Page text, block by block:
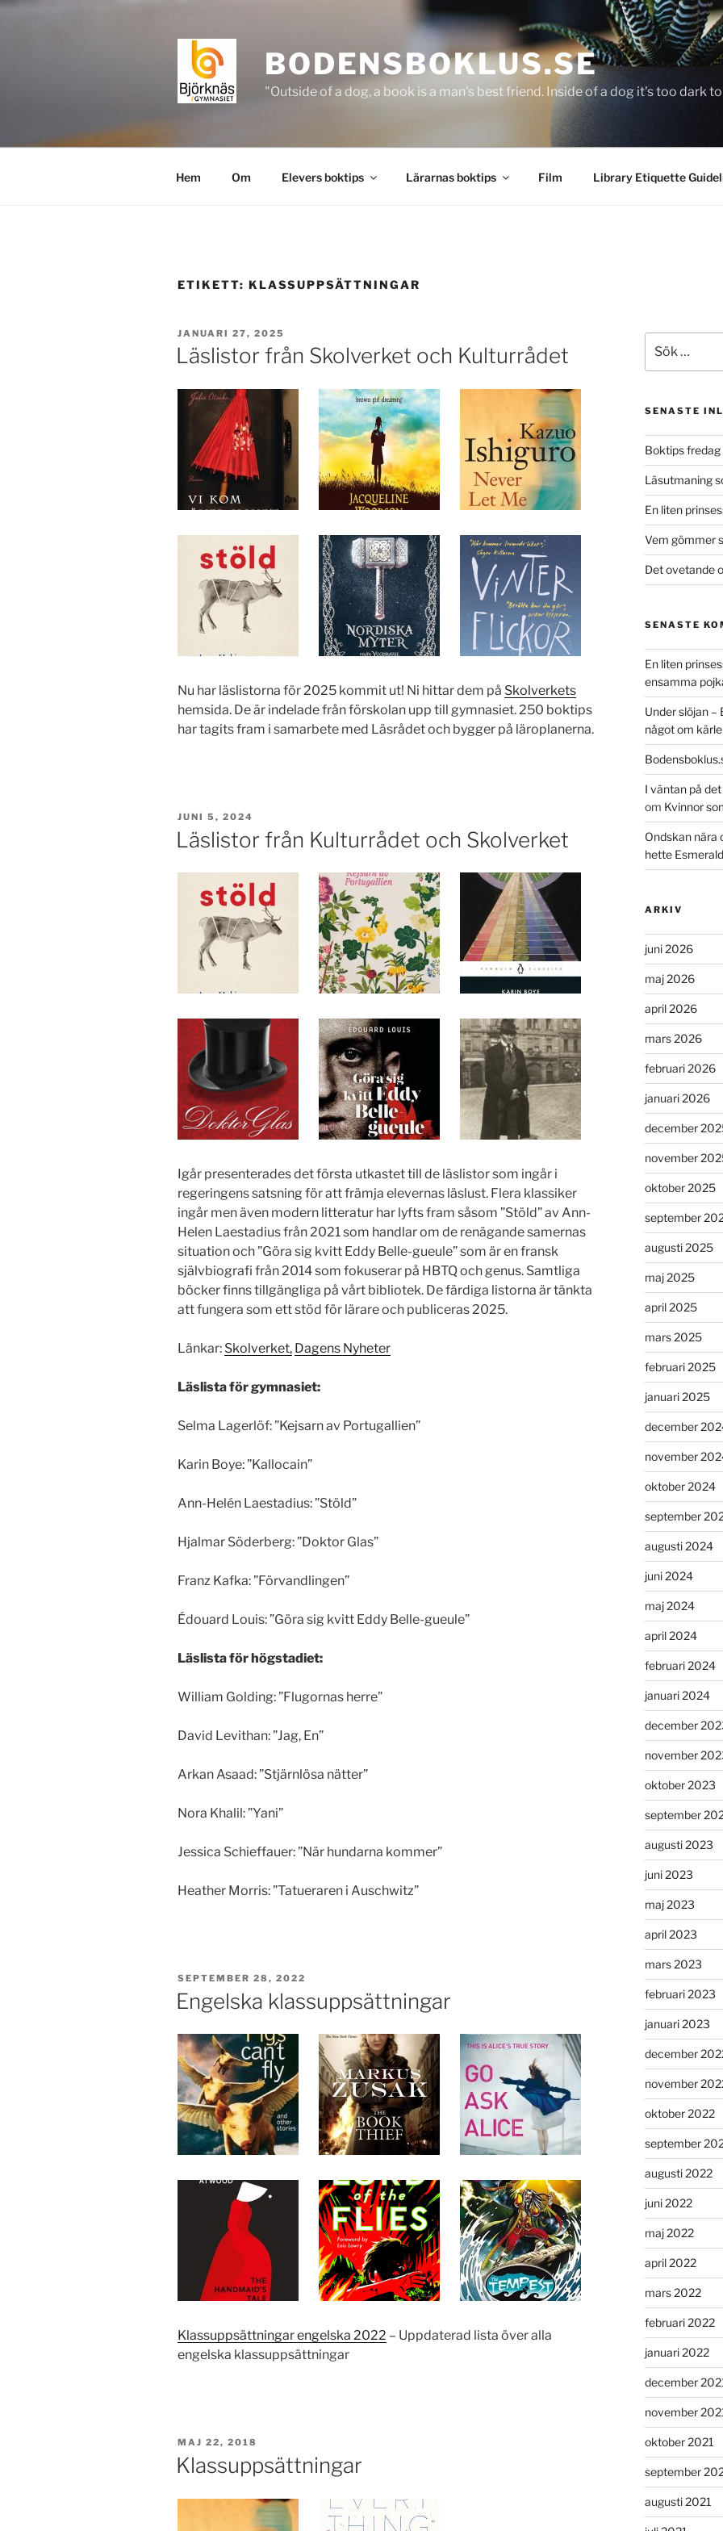
Hoppa
BODENSBOKLUS.SE
"Outside of a dog, a book is a man's best friend. Inside of a dog it's too dark
Hem Om Elevers boktips Lärarnas boktips Film Library Etiquette
ETIKETT: KLASSUPPSÄTTNINGAR
PUBLICERAT
JANUARI 27, 2025
Läslistor från Skolverket och Kulturrådet
Nu har läslistorna för 2025 kommit ut! Ni hittar dem på Skolverkets
hemsida. De är indelade från förskolan upp till gymnasiet. 250 boktips
har tagits fram i samarbete med Läsrådet och bygger på läroplanerna.
PUBLICERAT
JUNI 5, 2024
Läslistor från Kulturrådet och Skolverket
Igår presenterades det första utkastet till de läslistor som ingår i
regeringens satsning för att främja elevernas läslust. Flera klassiker
ingår men även modern litteratur har lyfts fram såsom ”Stöld” av Ann-
Helen Laestadius från 2021 som handlar om de renägande samernas
situation och ”Göra sig kvitt Eddy Belle-gueule” som är en fransk
självbiografi från 2014 som fokuserar på HBTQ och genus. Samtliga
böcker finns tillgängliga på vårt bibliotek. De färdiga listorna är tänkta
att fungera som ett stöd för lärare och publiceras 2025.
Länkar: Skolverket, Dagens Nyheter
Läslista för gymnasiet:
Selma Lagerlöf: ”Kejsarn av Portugallien”
Karin Boye: ”Kallocain”
Ann-Helén Laestadius: ”Stöld”
Hjalmar Söderberg: ”Doktor Glas”
Franz Kafka: ”Förvandlingen”
Édouard Louis: ”Göra sig kvitt Eddy Belle-gueule”
Läslista för högstadiet:
William Golding: ”Flugornas herre”
David Levithan: ”Jag, En”
Arkan Asaad: ”Stjärnlösa nätter”
Nora Khalil: ”Yani”
Jessica Schieffauer: ”När hundarna kommer”
Heather Morris: ”Tatueraren i Auschwitz”
PUBLICERAT
SEPTEMBER 28, 2022
Engelska klassuppsättningar
Klassuppsättningar engelska 2022 – Uppdaterad lista över alla
engelska klassuppsättningar
PUBLICERAT
MAJ 22, 2018
Klassuppsättningar
efter:
SENASTE
Boktips fredag
Läsutmaning
En liten
Vem gömmer
Det ovetande
SENASTE
En liten
ensamma
Under slöjan –
något om
I väntan på
om Kvinnor
Ondskan nära
hette
ARKIV
juni 2026
maj 2026
april 2026
mars 2026
februari 2026
januari 2026
december
november
oktober 2025
september
augusti 2025
maj 2025
april 2025
mars 2025
februari 2025
januari 2025
december
november
oktober 2024
september
augusti 2024
juni 2024
maj 2024
april 2024
februari 2024
januari 2024
december
november
oktober 2023
september
augusti 2023
juni 2023
maj 2023
april 2023
mars 2023
februari 2023
januari 2023
december
november
oktober 2022
september
augusti 2022
juni 2022
maj 2022
april 2022
mars 2022
februari 2022
januari 2022
december
november
oktober 2021
september
augusti 2021